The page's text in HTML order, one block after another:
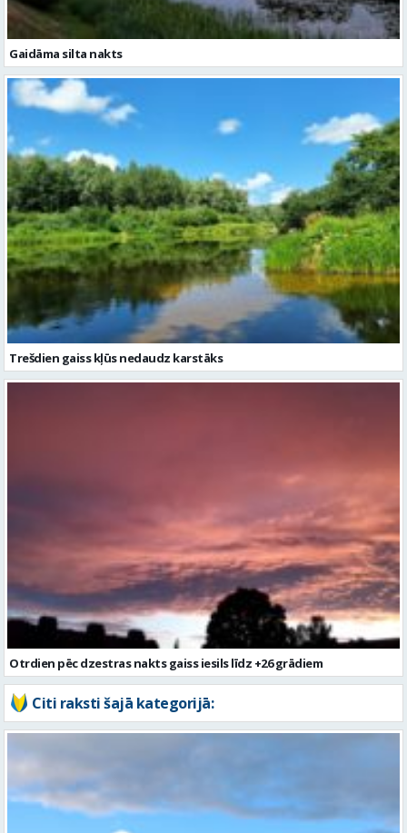
Gaidāma silta nakts
Trešdien gaiss kļūs nedaudz karstāks
Otrdien pēc dzestras nakts gaiss iesils līdz +26 grādiem
Citi raksti šajā kategorijā: